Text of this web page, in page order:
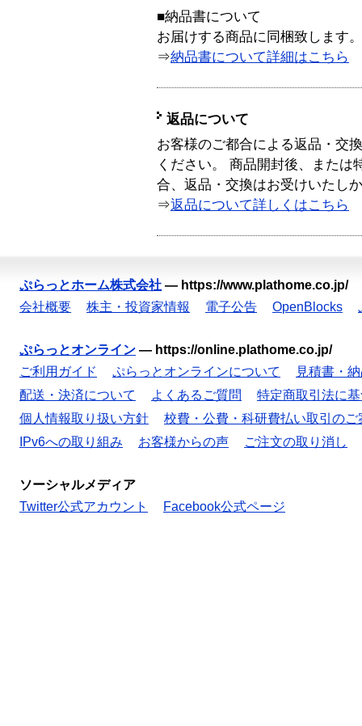
■納品書について
お届けする商品に同梱致します。
⇒納品書について詳細はこちら
返品について
お客様のご都合による返品・交
ください。 商品開封後、または
合、返品・交換はお受けいたし
⇒返品について詳しくはこちら
ぷらっとホーム株式会社 — https://www.plathome.co.jp/
会社概要
株主・投資家情報 電子公告 OpenBlocks
ぷらっとオンライン — https://online.plathome.co.jp/
ご利用ガイド
ぷらっとオンラインについて
見積書・
配送・決済について
よくあるご質問
特定商取引法に
個人情報取り扱い方針
校費・公費・科研費払い取引のご
IPv6への取り組み
お客様からの声 ご注文の取り消し
ソーシャルメディア
Twitter公式アカウント
Facebook公式ページ